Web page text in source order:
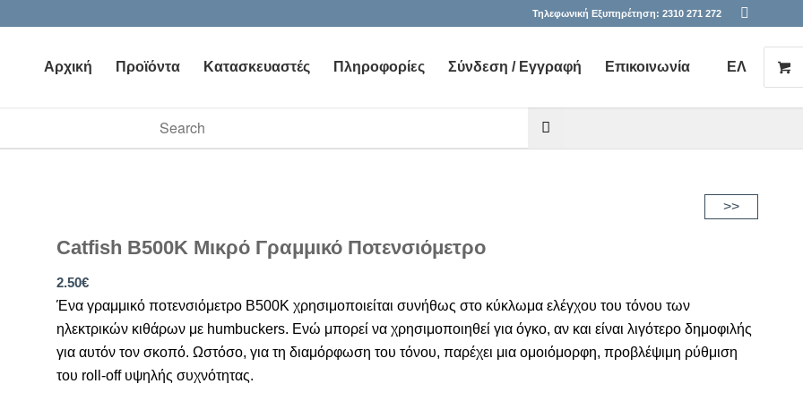
Τηλεφωνική Εξυπηρέτηση: 2310 271 272
Αρχική Προϊόντα Κατασκευαστές Πληροφορίες Σύνδεση / Εγγραφή Επικοινωνία ΕΛ
>>
Catfish B500K Μικρό Γραμμικό Ποτενσιόμετρο
2.50€
Ένα γραμμικό ποτενσιόμετρο B500K χρησιμοποιείται συνήθως στο κύκλωμα ελέγχου του τόνου των
ηλεκτρικών κιθάρων με humbuckers. Ενώ μπορεί να χρησιμοποιηθεί για όγκο, αν και είναι λιγότερο δημοφιλής
για αυτόν τον σκοπό. Ωστόσο, για τη διαμόρφωση του τόνου, παρέχει μια ομοιόμορφη, προβλέψιμη ρύθμιση
του roll-off υψηλής συχνότητας.